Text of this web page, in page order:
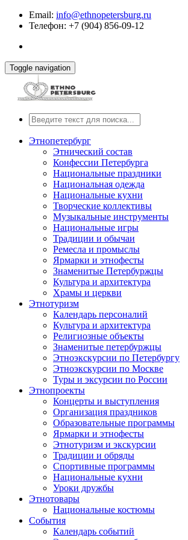
Email: info@ethnopetersburg.ru
Телефон: +7 (904) 856-09-12
Toggle navigation
Этнопетербург
Этнический состав
Конфессии Петербурга
Национальные праздники
Национальная одежда
Национальные кухни
Творческие коллективы
Музыкальные инструменты
Национальные игры
Традиции и обычаи
Ремесла и промыслы
Ярмарки и этнофесты
Знаменитые Петербуржцы
Культура и архитектура
Храмы и церкви
Этнотуризм
Календарь персоналий
Культура и архитектура
Религиозные объекты
Знаменитые петербуржцы
Этноэкскурсии по Петербургу
Этноэкскурсии по Москве
Туры и эксурсии по России
Этнопроекты
Концерты и выступления
Организация праздников
Образовательные программы
Ярмарки и этнофесты
Этнотуризм и экскурсии
Традиции и обряды
Спортивные программы
Национальные кухни
Уроки дружбы
Этнотовары
Национальные костюмы
События
Календарь событий